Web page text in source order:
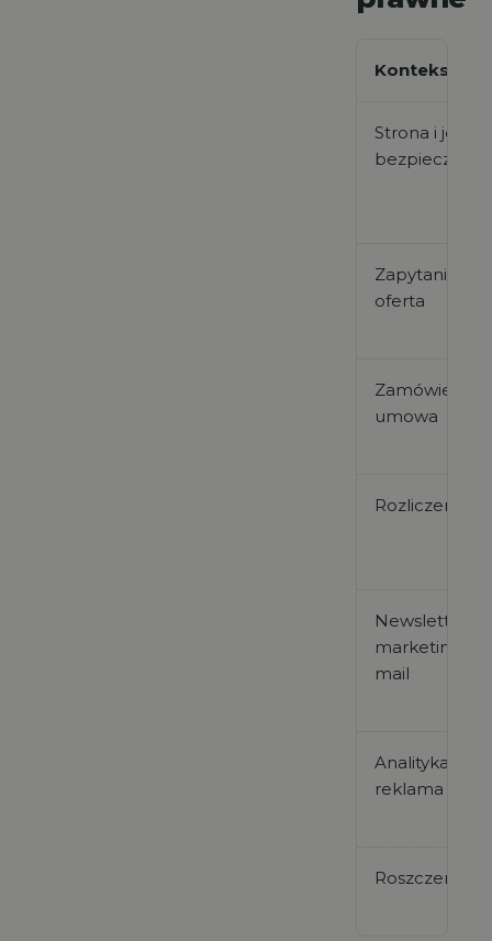
Kontekst
Strona i jej
Zapytanie i
oferta
Zamówienie
umowa
Rozliczenia
Newsletter i
marketing e-
mail
Analityka i
reklama
Roszczenia